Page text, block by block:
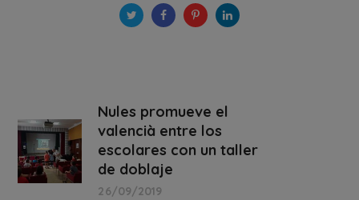
Nules promueve el
valencià entre los
escolares con un taller
de doblaje
26/09/2019